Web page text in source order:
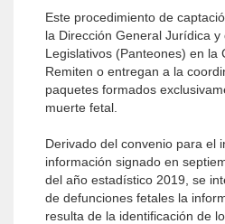
Este procedimiento de
la Dirección General Jurídica y
Legislativos (Panteones) en la
Remiten o entregan a la
paquetes formados
muerte fetal.
Derivado del convenio para el
información signado en
del año estadístico 2019, se
de defunciones fetales la
resulta de la identificación de